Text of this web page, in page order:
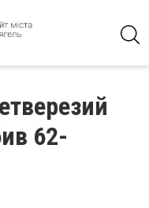
62-